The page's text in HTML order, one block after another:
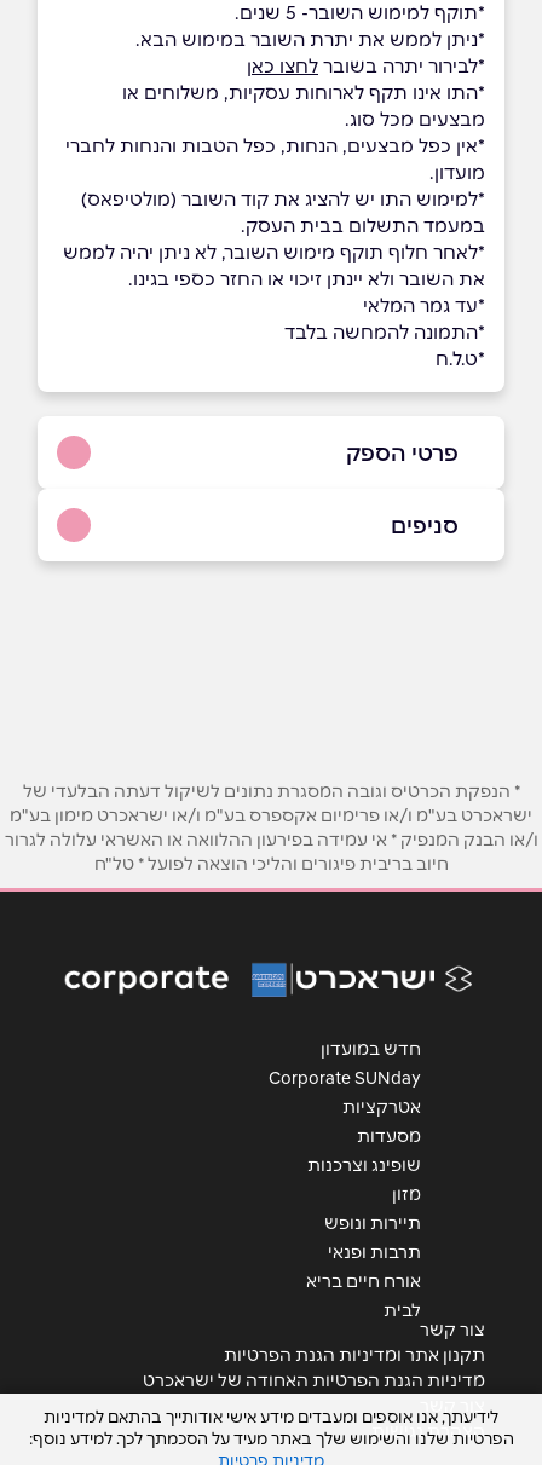
*תוקף למימוש השובר- 5 שנים.
*ניתן לממש את יתרת השובר במימוש הבא.
*לבירור יתרה בשובר לחצו כאן
*התו אינו תקף לארוחות עסקיות, משלוחים או
מבצעים מכל סוג.
*אין כפל מבצעים, הנחות, כפל הטבות והנחות לחברי
מועדון.
*למימוש התו יש להציג את קוד השובר (מולטיפאס)
במעמד התשלום בבית העסק.
*לאחר חלוף תוקף מימוש השובר, לא ניתן יהיה לממש
את השובר ולא יינתן זיכוי או החזר כספי בגינו.
*עד גמר המלאי
*התמונה להמחשה בלבד
*ט.ל.ח
פרטי הספק
באתר בפייסבוק באינסטגרם
אימייל*
אנא חזרו אלי בקשר ל...
סניפים
* הנפקת הכרטיס וגובה המסגרת נתונים לשיקול דעתה הבלעדי של
ישראכרט בע"מ ו/או פרימיום אקספרס בע"מ ו/או ישראכרט מימון בע"מ
ו/או הבנק המנפיק * אי עמידה בפירעון ההלוואה או האשראי עלולה לגרור
חיוב בריבית פיגורים והליכי הוצאה לפועל * טל"ח
חדש במועדון
Corporate SUNday
אטרקציות
מסעדות
שופינג וצרכנות
מזון
תיירות ונופש
תרבות ופנאי
אורח חיים בריא
לבית
צור קשר
תקנון אתר ומדיניות הגנת הפרטיות
מדיניות הגנת הפרטיות האחודה של ישראכרט
הצהרת נגישות
לידיעתך, אנו אוספים ומעבדים מידע אישי אודותייך בהתאם למדיניות
הפרטיות שלנו והשימוש שלך באתר מעיד על הסכמתך לכך. למידע נוסף:
מדיניות פרטיות